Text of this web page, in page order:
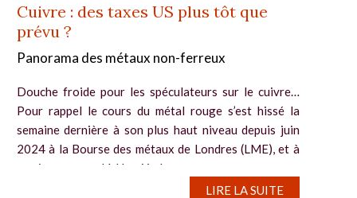
Cuivre : des taxes US plus tôt que
prévu ?
Panorama des métaux non-ferreux
Douche froide pour les spéculateurs sur le cuivre…
Pour rappel le cours du métal rouge s’est hissé la
semaine dernière à son plus haut niveau depuis juin
2024 à la Bourse des métaux de Londres (LME), et à
un niveau record à New York,...
LIRE LA SUITE